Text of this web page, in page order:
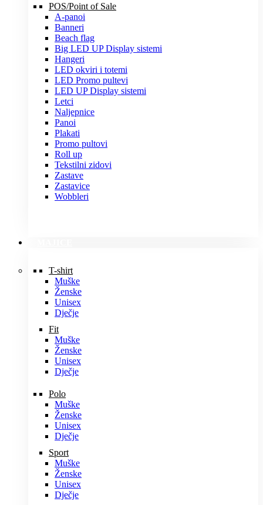
POS/Point of Sale
A-panoi
Banneri
Beach flag
Big LED UP Display sistemi
Hangeri
LED okviri i totemi
LED Promo pultevi
LED UP Display sistemi
Letci
Naljepnice
Panoi
Plakati
Promo pultovi
Roll up
Tekstilni zidovi
Zastave
Zastavice
Wobbleri
T-shirt
Muške
Ženske
Unisex
Dječje
Fit
Muške
Ženske
Unisex
Dječje
Polo
Muške
Ženske
Unisex
Dječje
Sport
Muške
Ženske
Unisex
Dječje